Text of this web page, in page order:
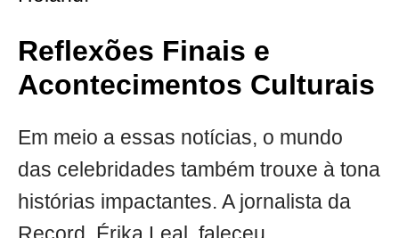
Reflexões Finais e
Acontecimentos Culturais
Em meio a essas notícias, o mundo
das celebridades também trouxe à tona
histórias impactantes. A jornalista da